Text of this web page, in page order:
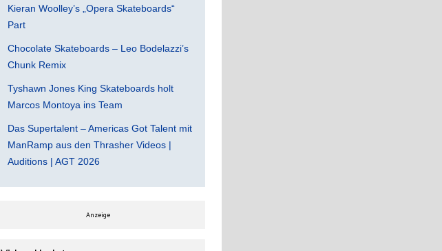
Kieran Woolley’s „Opera Skateboards“
Part
Chocolate Skateboards – Leo Bodelazzi’s
Chunk Remix
Tyshawn Jones King Skateboards holt
Marcos Montoya ins Team
Das Supertalent – Americas Got Talent mit
ManRamp aus den Thrasher Videos |
Auditions | AGT 2026
Anzeige